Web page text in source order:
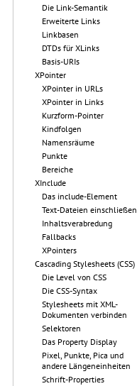
Die Link-Semantik
Erweiterte Links
Linkbasen
DTDs für XLinks
Basis-URIs
XPointer
XPointer in URLs
XPointer in Links
Kurzform-Pointer
Kindfolgen
Namensräume
Punkte
Bereiche
XInclude
Das include-Element
Text-Dateien einschließen
Inhaltsverabredung
Fallbacks
XPointers
Cascading Stylesheets (CSS)
Die Level von CSS
Die CSS-Syntax
Stylesheets mit XML-
Dokumenten verbinden
Selektoren
Das Property Display
Pixel, Punkte, Pica und
andere Längeneinheiten
Schrift-Properties